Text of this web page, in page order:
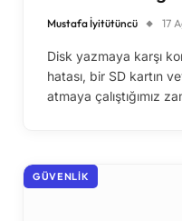
Mustafa İyitütüncü 17
Disk yazmaya karşı
hatası, bir SD kartın
atmaya çalıştığımız
GÜVENLIK